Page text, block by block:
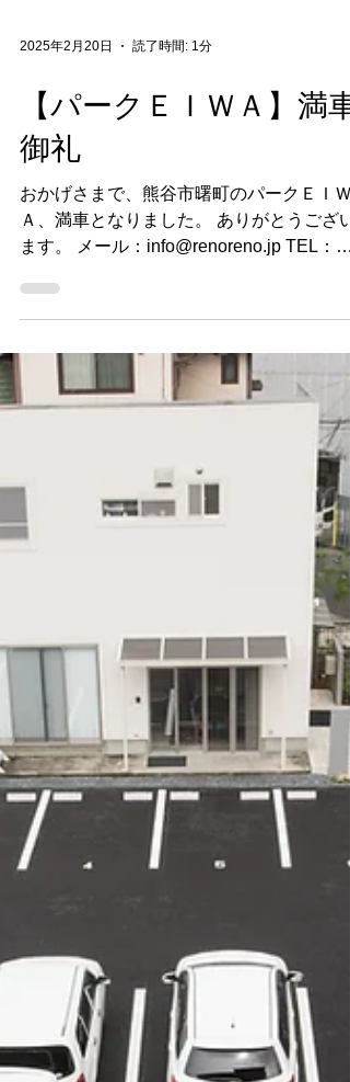
2025年2月20日 読了時間: 1分
【パークＥＩＷＡ】満車
御礼
おかげさまで、熊谷市曙町のパークＥＩＷ
Ａ、満車となりました。 ありがとうござい
日曜・祝祭日 定休日